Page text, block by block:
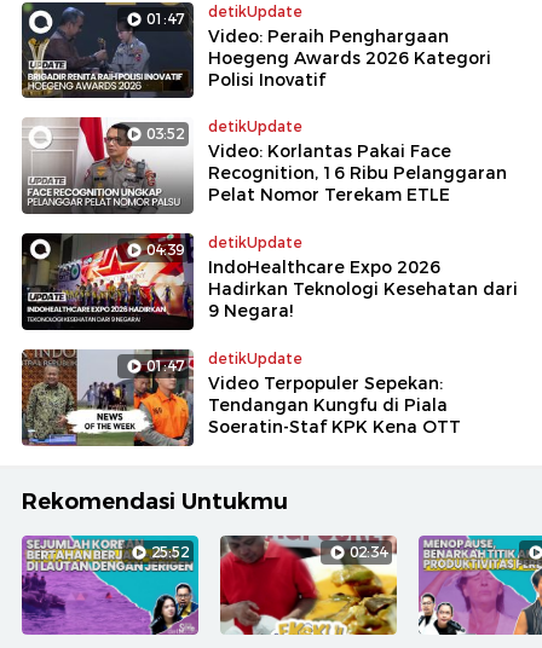
01:47 detikUpdate
Video: Peraih Penghargaan
Hoegeng Awards 2026 Kategori
Polisi Inovatif
03:52 detikUpdate
Video: Korlantas Pakai Face
Recognition, 16 Ribu Pelanggaran
Pelat Nomor Terekam ETLE
04:39 detikUpdate
IndoHealthcare Expo 2026
Hadirkan Teknologi Kesehatan dari
9 Negara!
01:47 detikUpdate
Video Terpopuler Sepekan:
Tendangan Kungfu di Piala
Soeratin-Staf KPK Kena OTT
Rekomendasi Untukmu
25:52 02:34